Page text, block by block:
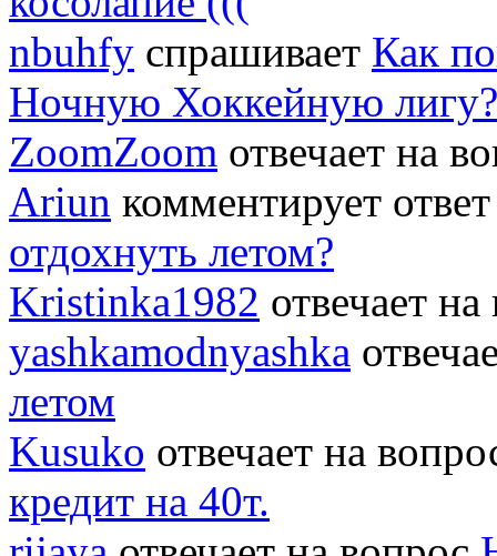
nbuhfy спрашивает Как
Ночную Хоккейную лигу?
ZoomZoom отвечает на
Ariun комментирует
отдохнуть летом?
Kristinka1982 отвечает
yashkamodnyashka
летом
Kusuko отвечает на
кредит на 40т.